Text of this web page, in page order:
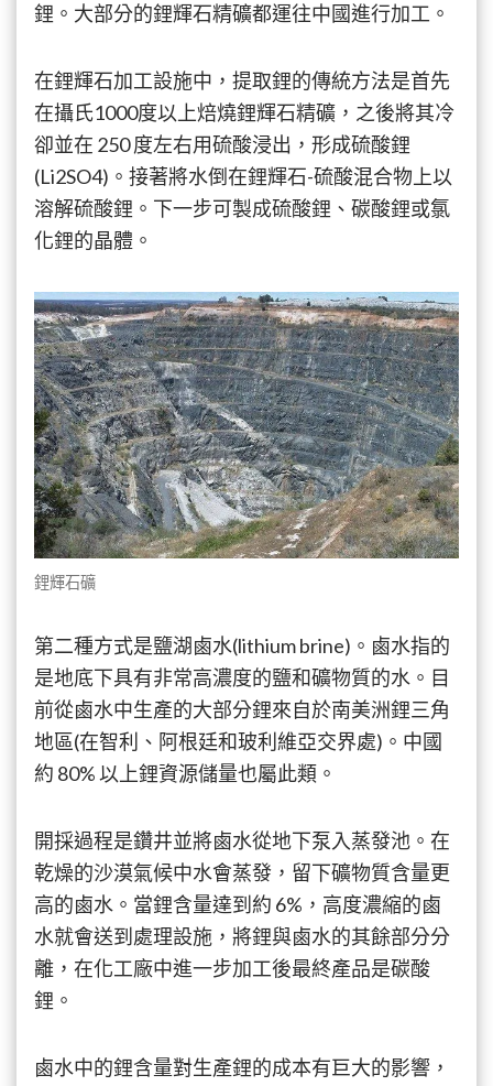
鋰。大部分的鋰輝石精礦都運往中國進行加工。
在鋰輝石加工設施中，提取鋰的傳統方法是首先
在攝氏1000度以上焙燒鋰輝石精礦，之後將其冷
卻並在 250 度左右用硫酸浸出，形成硫酸鋰
(Li2SO4)。接著將水倒在鋰輝石-硫酸混合物上以
溶解硫酸鋰。下一步可製成硫酸鋰、碳酸鋰或氯
化鋰的晶體。
鋰輝石礦
第二種方式是鹽湖鹵水(lithium brine)。鹵水指的
是地底下具有非常高濃度的鹽和礦物質的水。目
前從鹵水中生產的大部分鋰來自於南美洲鋰三角
地區(在智利、阿根廷和玻利維亞交界處)。中國
約 80% 以上鋰資源儲量也屬此類。
開採過程是鑽井並將鹵水從地下泵入蒸發池。在
乾燥的沙漠氣候中水會蒸發，留下礦物質含量更
高的鹵水。當鋰含量達到約 6%，高度濃縮的鹵
水就會送到處理設施，將鋰與鹵水的其餘部分分
離，在化工廠中進一步加工後最終產品是碳酸
鋰。
鹵水中的鋰含量對生產鋰的成本有巨大的影響，